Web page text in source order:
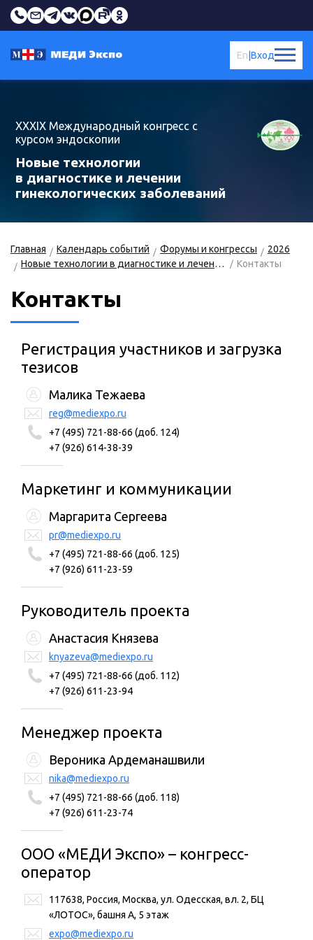
Вход
En
XXXIX Международный конгресс с
курсом эндоскопии
Новые технологии
в диагностике и лечении
гинекологических заболеваний
Главная Календарь событий Форумы и конгрессы
2026
Новые технологии в диагностике и лечении гинекологических заболеваний
Контакты
Контакты
Регистрация участников и загрузка
тезисов
Малика Тежаева
reg@mediexpo.ru
+7 (495) 721-88-66 (доб. 124)
+7 (926) 614-38-39
Маркетинг и коммуникации
Маргарита Сергеева
pr@mediexpo.ru
+7 (495) 721-88-66 (доб. 125)
+7 (926) 611-23-59
Руководитель проекта
Анастасия Князева
knyazeva@mediexpo.ru
+7 (495) 721-88-66 (доб. 112)
+7 (926) 611-23-94
Менеджер проекта
Вероника Ардеманашвили
nika@mediexpo.ru
+7 (495) 721-88-66 (доб. 118)
+7 (926) 611-23-74
ООО «МЕДИ Экспо» – конгресс-
оператор
117638, Россия, Москва, ул. Одесская, вл. 2, БЦ
«ЛОТОС», башня А, 5 этаж
expo@mediexpo.ru